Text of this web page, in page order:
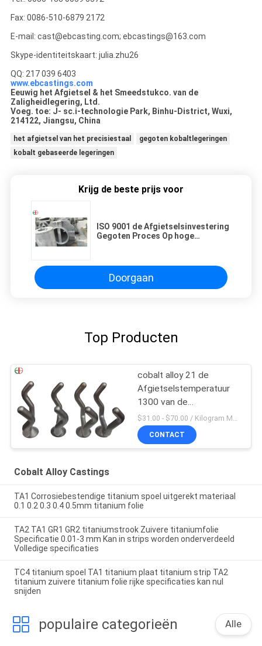
Fax: 0086-510-6879 2172
E-mail: cast@ebcasting.com; ebcastings@163.com
Skype-identiteitskaart: julia.zhu26
QQ: 217 039 6403
www.ebcastings.com
Eeuwig het Afgietsel & het Smeedstukco. van de
Zaligheidlegering, Ltd.
Voeg. toe: J- sc.i-technologie Park, Binhu-District, Wuxi,
214122, Jiangsu, China
het afgietsel van het precisiestaal
gegoten kobaltlegeringen
kobalt gebaseerde legeringen
Krijg de beste prijs voor
ISO 9001 de Afgietselsinvestering
Gegoten Proces Op hoge
Doorgaan
Top Producten
cobalt alloy 21 de
Afgietselstemperatuur
1300 van de
Kobaltlegering voor
Poedermetallurgie
CONTACT
Cobalt Alloy Castings
TA1 Corrosiebestendige titanium spoel uitgerekt materiaal
0.1 0.2 0.3 0.4 0.5mm titanium folie
TA2 TA1 GR1 GR2 titaniumstrook Zuivere titaniumfolie
Specificatie 0.01-3 mm Kan in strips worden onderverdeeld
Volledige specificaties
TC4 titanium spoel TA1 titanium plaat titanium strip TA2
titanium zuivere titanium folie rijke specificaties kan nul
snijden
populaire categorieën Alle